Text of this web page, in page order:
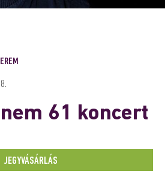
61 koncert
JEGYVÁSÁRLÁS